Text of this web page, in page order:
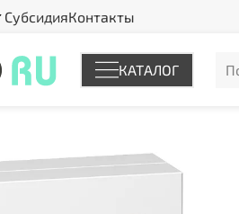
Контакты
Субсидия
КАТАЛОГ